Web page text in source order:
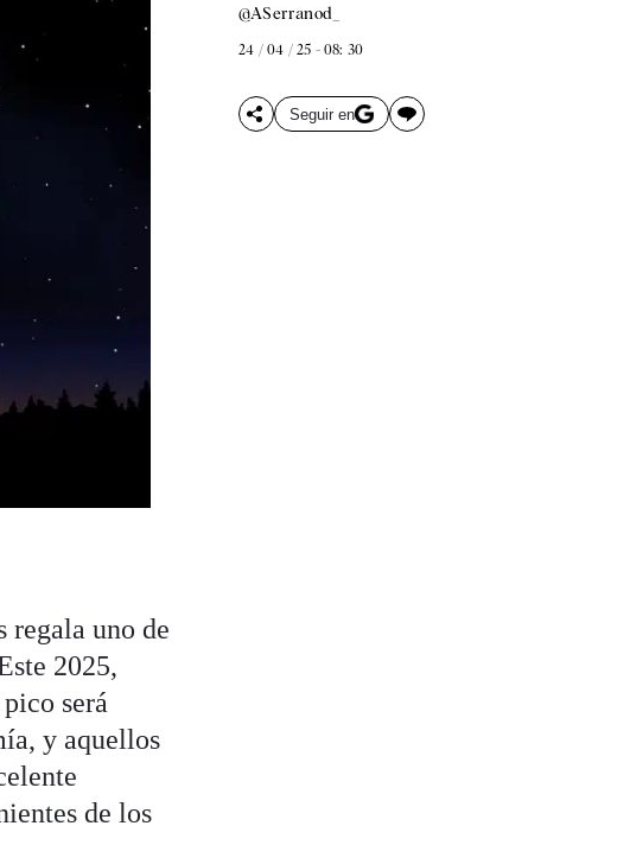
@ASerranod_
24 / 04 / 25 - 08: 30
Seguir en
regala uno de
2025,
será
y aquellos
de los